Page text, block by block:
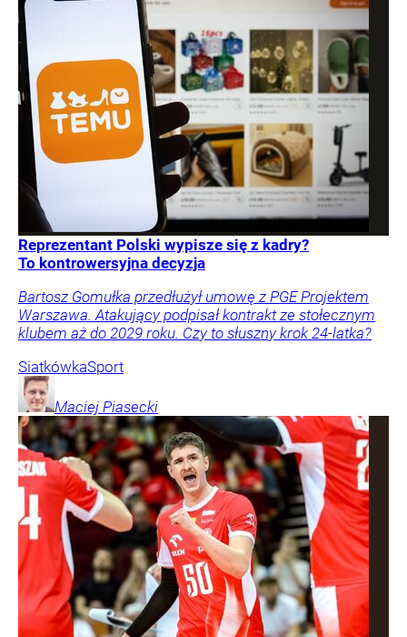
Reprezentant Polski wypisze się z kadry?
To kontrowersyjna decyzja
Bartosz Gomułka przedłużył umowę z PGE Projektem
Warszawa. Atakujący podpisał kontrakt ze stołecznym
klubem aż do 2029 roku. Czy to słuszny krok 24-latka?
SiatkówkaSport
Maciej Piasecki